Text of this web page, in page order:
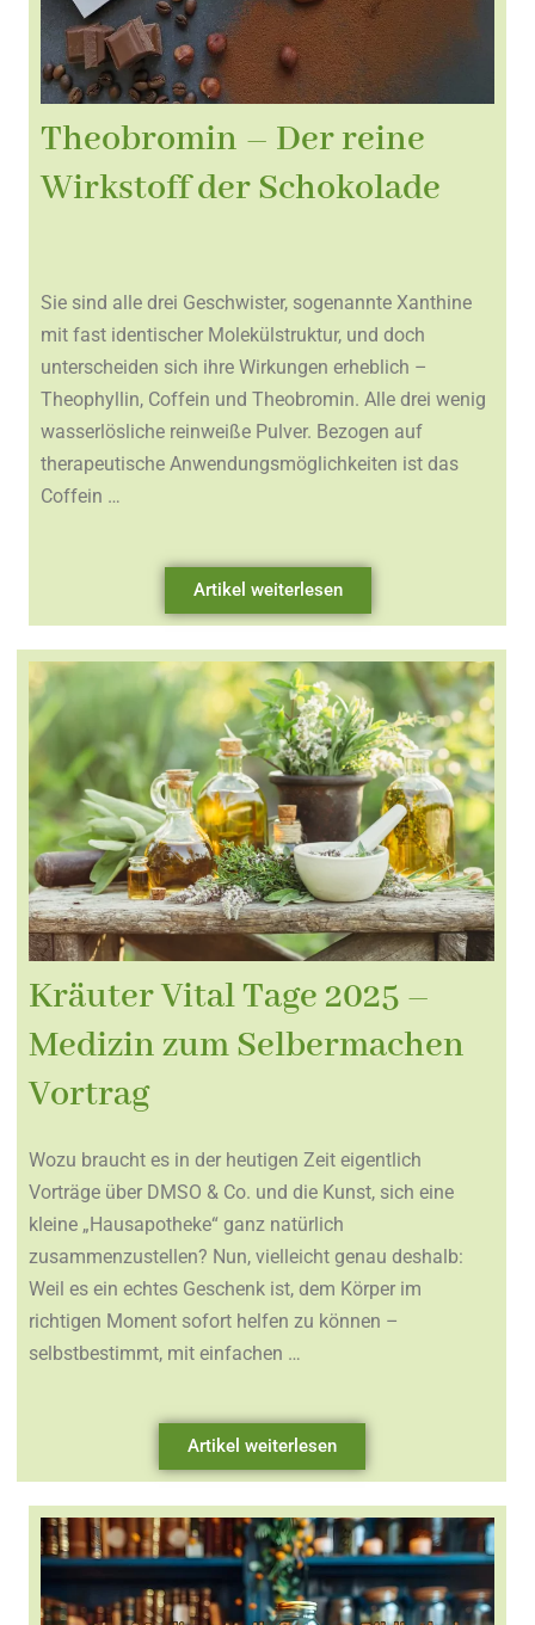
Theobromin – Der reine
Wirkstoff der Schokolade
Sie sind alle drei Geschwister, sogenannte Xanthine
mit fast identischer Molekülstruktur, und doch
unterscheiden sich ihre Wirkungen erheblich –
Theophyllin, Coffein und Theobromin. Alle drei wenig
wasserlösliche reinweiße Pulver. Bezogen auf
therapeutische Anwendungsmöglichkeiten ist das
Coffein …
Artikel weiterlesen
Kräuter Vital Tage 2025 –
Medizin zum Selbermachen
Vortrag
Wozu braucht es in der heutigen Zeit eigentlich
Vorträge über DMSO & Co. und die Kunst, sich eine
kleine „Hausapotheke“ ganz natürlich
zusammenzustellen? Nun, vielleicht genau deshalb:
Weil es ein echtes Geschenk ist, dem Körper im
richtigen Moment sofort helfen zu können –
selbstbestimmt, mit einfachen …
Artikel weiterlesen